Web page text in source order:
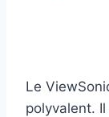
Le
polyvalent.